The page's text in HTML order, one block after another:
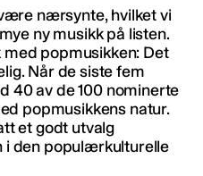
nærsynte, hvilket vi
ny musikk på listen.
med popmusikken: Det
Når de siste fem
40 av de 100 nominerte
popmusikkens natur.
et godt utvalg
i den populærkulturelle